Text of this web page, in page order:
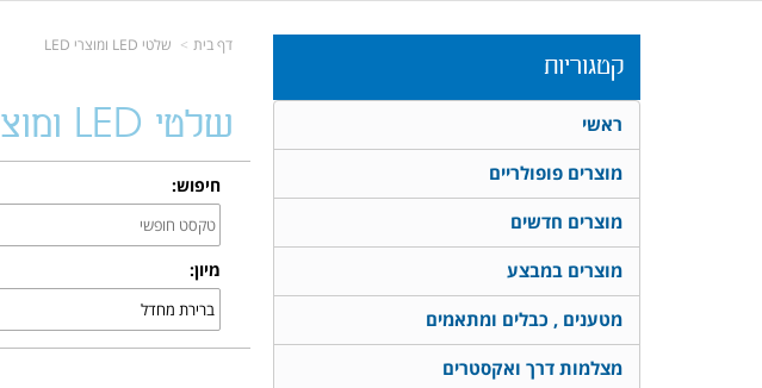
דף בית שלטי LED ומוצרי LED
שלטי LED ומוצרי LED
חיפוש:
מיון:
קטגוריות
ראשי
מוצרים פופולריים
מוצרים חדשים
מוצרים במבצע
מטענים , כבלים ומתאמים
מצלמות דרך ואקסטרים